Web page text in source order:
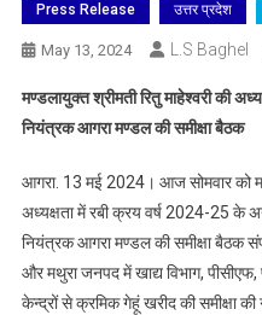
Press Release उत्तर प्रदेश
May 13, 2024 L.S Baghel
मण्डलायुक्त श्रीमती रितु माहेश्वरी की
नियंत्रक आगरा मण्डल की समीक्षा बैठक
आगरा. 13 मई 2024। आज सोमवार को
अध्यक्षता में रबी क्रय वर्ष 2024-25 के
नियंत्रक आगरा मण्डल की समीक्षा बैठक
और मथुरा जनपद में खाद्य विभाग, पीसीएफ,
केन्द्रों से क्रमिक गेहूं खरीद की समीक्षा